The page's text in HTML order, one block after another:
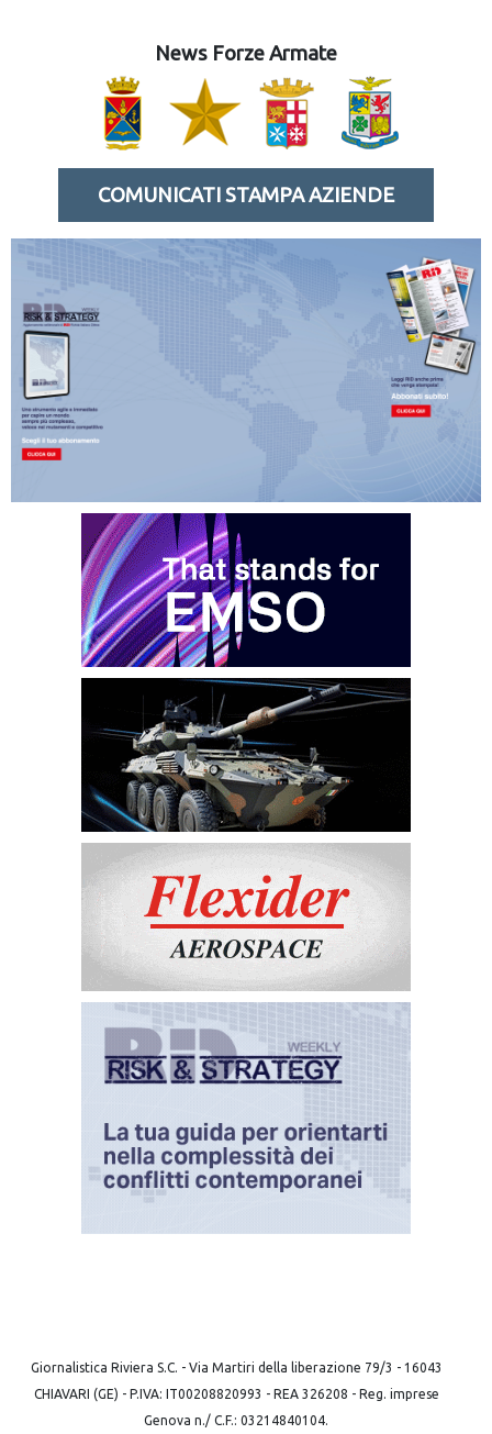
News Forze Armate
COMUNICATI STAMPA AZIENDE
Giornalistica Riviera S.C. - Via Martiri della liberazione 79/3 - 16043
CHIAVARI (GE) - P.IVA: IT00208820993 - REA 326208 - Reg. imprese
Genova n./ C.F.: 03214840104.